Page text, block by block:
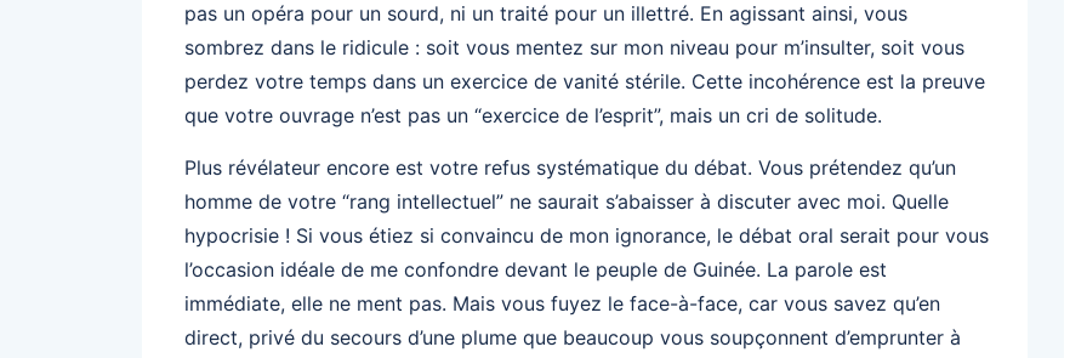
pas un opéra pour un sourd, ni un traité pour un illettré. En agissant ainsi, vous
sombrez dans le ridicule : soit vous mentez sur mon niveau pour m’insulter, soit vous
perdez votre temps dans un exercice de vanité stérile. Cette incohérence est la preuve
que votre ouvrage n’est pas un “exercice de l’esprit”, mais un cri de solitude.
Plus révélateur encore est votre refus systématique du débat. Vous prétendez qu’un
homme de votre “rang intellectuel” ne saurait s’abaisser à discuter avec moi. Quelle
hypocrisie ! Si vous étiez si convaincu de mon ignorance, le débat oral serait pour vous
l’occasion idéale de me confondre devant le peuple de Guinée. La parole est
immédiate, elle ne ment pas. Mais vous fuyez le face-à-face, car vous savez qu’en
direct, privé du secours d’une plume que beaucoup vous soupçonnent d’emprunter à